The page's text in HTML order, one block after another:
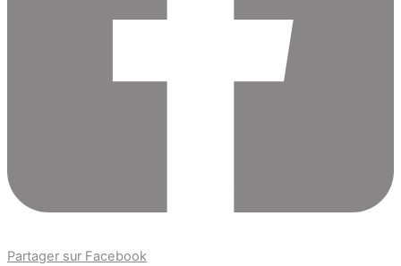
Partager sur Facebook